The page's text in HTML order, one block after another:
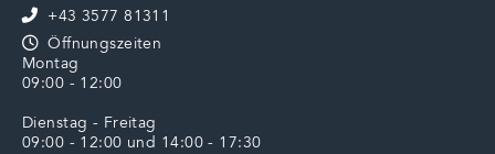
+43 3577 81311
Öffnungszeiten
Montag
09:00 - 12:00
Dienstag - Freitag
09:00 - 12:00 und 14:00 - 17:30